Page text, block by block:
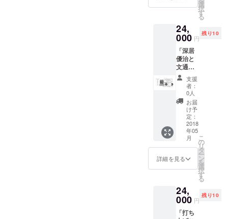
フ参加
券
(公演時
LIVE観
覧保
証、チ
ケット
不要) ◯
クレ
ジット
名入れ
＜中＞
深居優
vol.01-
リクノ
コト
ウ-」収
録 ◯
グッズ3
種 ◯
アート
ブック
of リク
ノコト
◯「君
という
雨MV」
原画ラ
ンダム3
れ＜大
＞ (LIVE
み、舞
選
択
す
る
24,
000 円
残り10
「深居
優治と
文通
セッ
ト」 ◯
チケッ
ト ◯ミ
ニアル
バム
「リク
ノコト
ウ」(全
7曲予
定)
◯LIVE
治演目
企画
vol.01-
リクノ
支援
者：
0人
お届
け予
定：
2018
年05
月
詳細を見る
こ
の
リ
タ
ー
ン
を
選
択
す
る
24,
000 円
残り10
「打ち